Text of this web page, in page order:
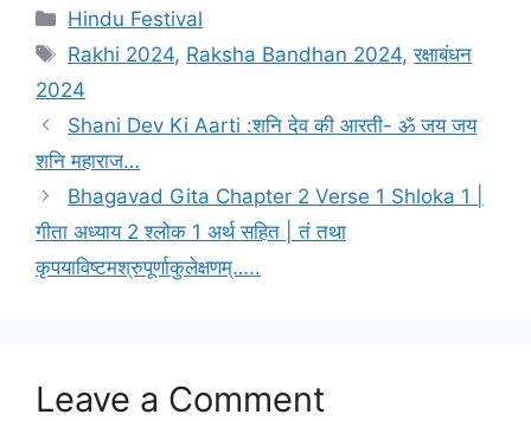
C
a
e
g
o
r
i
s
Hindu Festival
T
a
s
Rakhi 2024, Raksha Bandhan 2024,रक्षाबंधन
2024
Shani Dev Ki Aarti :शनि देव की आरती- ॐ जय जय
शनि महाराज…
Bhagavad Gita Chapter 2 Verse 1 Shloka 1 |
गीता अध्याय 2 श्लोक 1 अर्थ सहित | तं तथा
कृपयाविष्टमश्रुपूर्णाकुलेक्षणम्…..
Leave a Comment